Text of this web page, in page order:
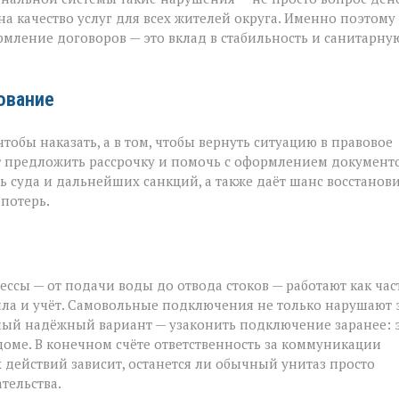
качество услуг для всех жителей округа. Именно поэтому
договоров — это вклад в стабильность и
наказать, а в том, чтобы вернуть ситуацию в правовое
предложить рассрочку и помочь с оформлением
и дальнейших санкций, а также даёт шанс
— от подачи воды до отвода стоков — работают как
и учёт. Самовольные подключения не только нарушают
надёжный вариант — узаконить подключение заранее:
В конечном счёте ответственность за коммуникации
зависит, останется ли обычный унитаз просто